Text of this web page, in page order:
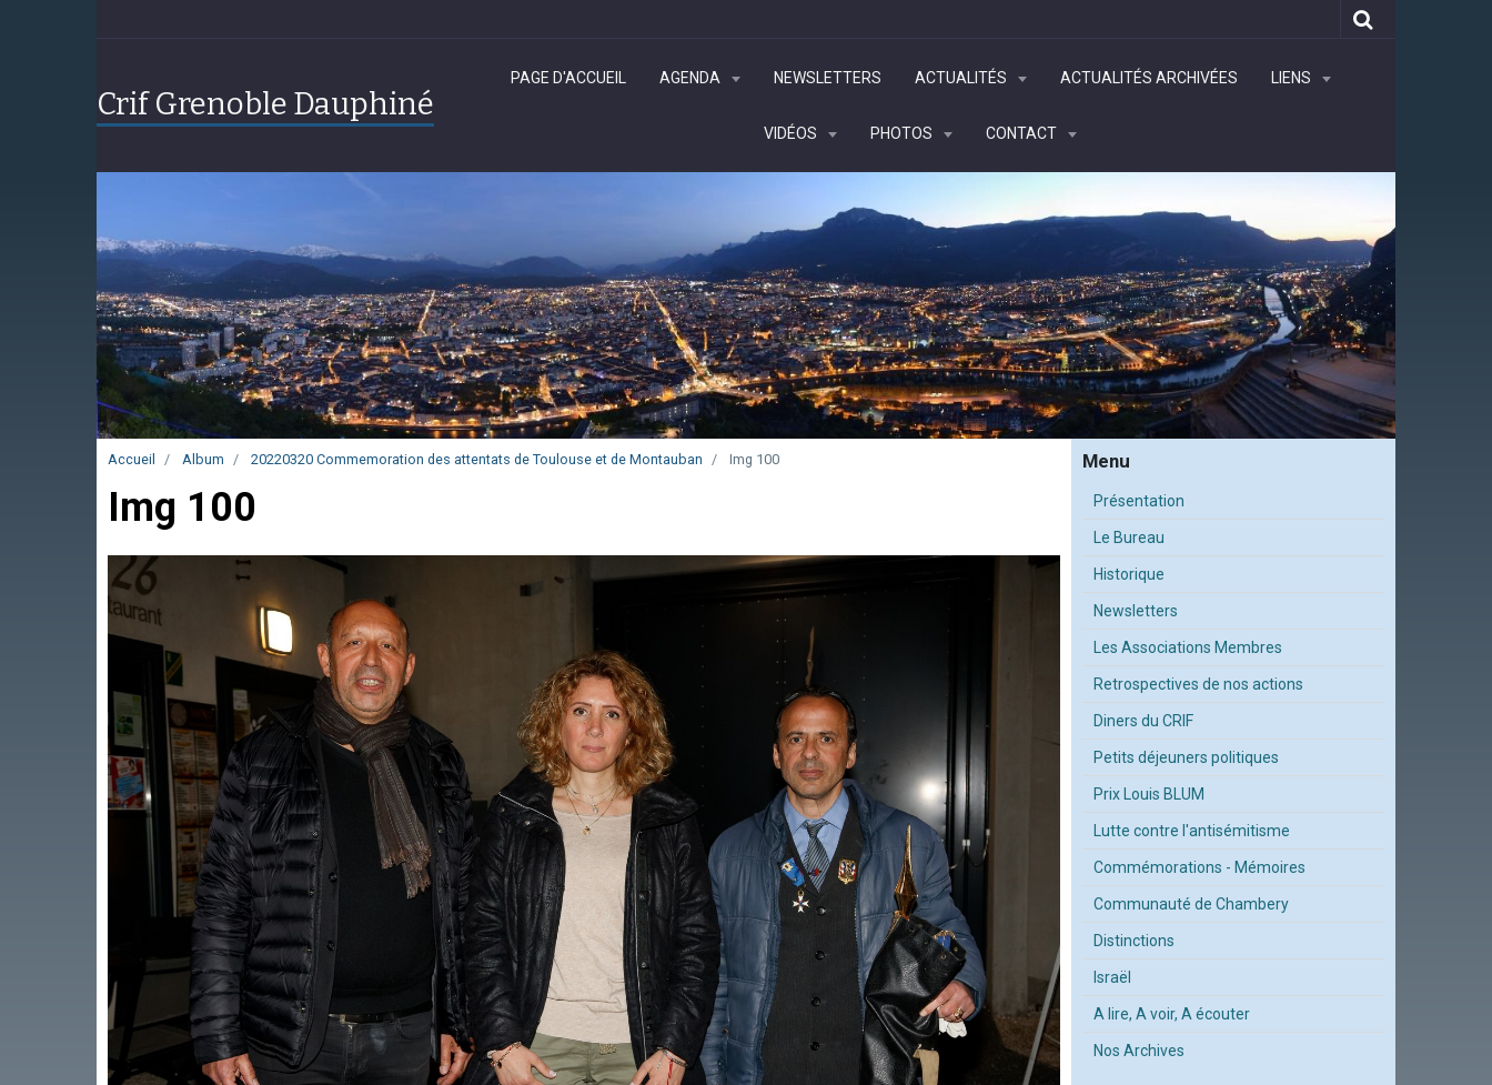
Crif Grenoble Dauphiné
PAGE D'ACCUEIL AGENDA NEWSLETTERS ACTUALITÉS ACTUALITÉS ARCHIVÉES LIENS
VIDÉOS PHOTOS CONTACT
Accueil Album 20220320 Commemoration des attentats de Toulouse et de Montauban Img 100
Img 100
Menu
Présentation
Le Bureau
Historique
Newsletters
Les Associations Membres
Retrospectives de nos actions
Diners du CRIF
Petits déjeuners politiques
Prix Louis BLUM
Lutte contre l'antisémitisme
Commémorations - Mémoires
Communauté de Chambery
Distinctions
Israël
A lire, A voir, A écouter
Nos Archives